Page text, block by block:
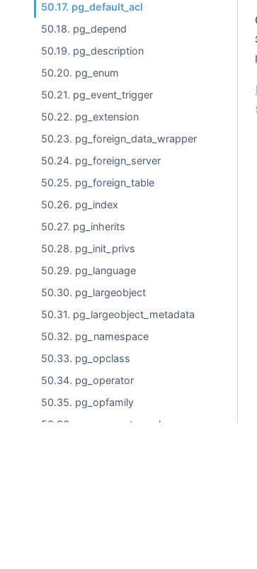
50.17. pg_default_acl
50.18. pg_depend
50.19. pg_description
50.20. pg_enum
50.21. pg_event_trigger
50.22. pg_extension
50.23. pg_foreign_data_wrapper
50.24. pg_foreign_server
50.25. pg_foreign_table
50.26. pg_index
50.27. pg_inherits
50.28. pg_init_privs
50.29. pg_language
50.30. pg_largeobject
50.31. pg_largeobject_metadata
50.32. pg_namespace
50.33. pg_opclass
50.34. pg_operator
50.35. pg_opfamily
50.36. pg_parameter_acl